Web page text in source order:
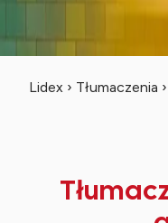
Lidex › Tłumaczenia ›